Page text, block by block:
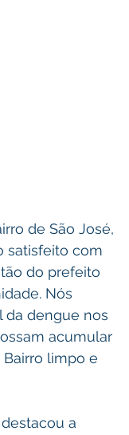
de São José,
satisfeito com
do prefeito
Nós
da dengue nos
acumular
Bairro limpo e
a